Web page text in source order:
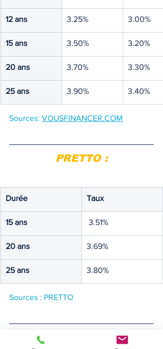
12 ans 3.25% 3.00%
15 ans 3.50% 3.20%
20 ans 3.70% 3.30%
25 ans 3.90% 3.40%
Sources: VOUSFINANCER.COM
PRETTO :
Durée Taux
15 ans 3.51%
20 ans 3.69%
25 ans 3.80%
Sources : PRETTO